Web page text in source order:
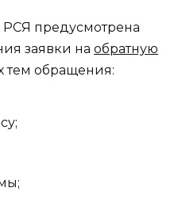
предусмотрена
заявки на обратную
тем обращения: